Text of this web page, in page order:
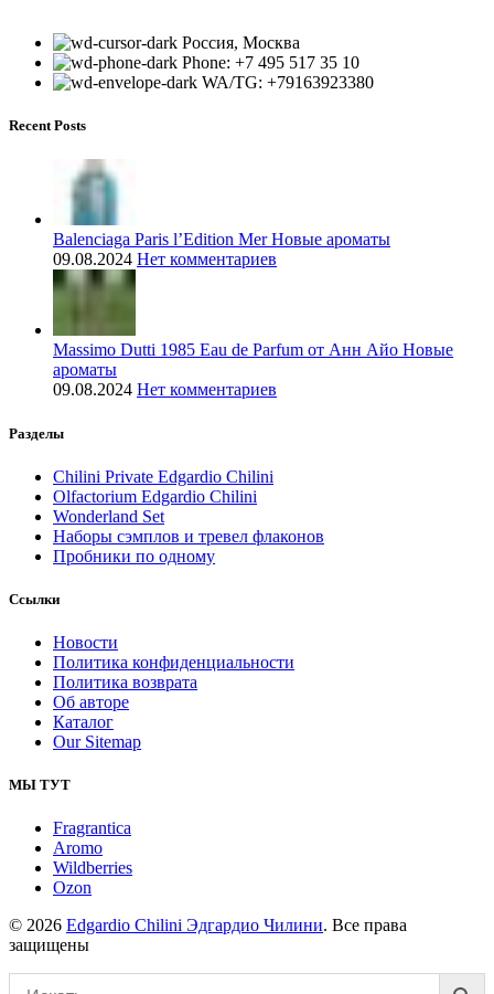
Россия, Москва
Phone: +7 495 517 35 10
WA/TG: +79163923380
Recent Posts
Balenciaga Paris l’Edition Mer Новые ароматы
09.08.2024 Нет комментариев
Massimo Dutti 1985 Eau de Parfum от Анн Айо Новые
ароматы
09.08.2024 Нет комментариев
Разделы
Chilini Private Edgardio Chilini
Olfactorium Edgardio Chilini
Wonderland Set
Наборы сэмплов и тревел флаконов
Пробники по одному
Ссылки
Новости
Политика конфиденциальности
Политика возврата
Об авторе
Каталог
Our Sitemap
МЫ ТУТ
Fragrantica
Aromo
Wildberries
Ozon
© 2026 Edgardio Chilini Эдгардио Чилини. Все права
защищены